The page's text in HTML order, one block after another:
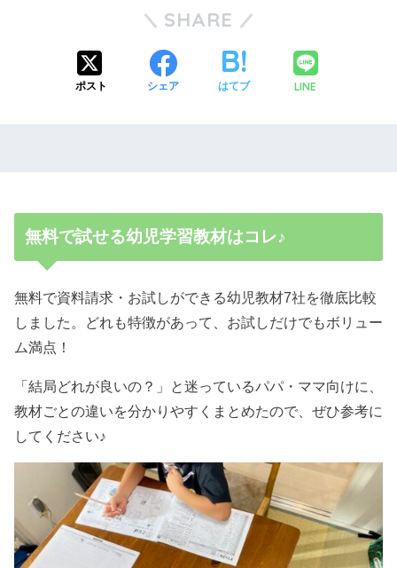
SHARE
ポスト シェア はてブ LINE
無料で試せる幼児学習教材はコレ♪
無料で資料請求・お試しができる幼児教材7社を徹底比較
しました。どれも特徴があって、お試しだけでもボリュー
ム満点！
「結局どれが良いの？」と迷っているパパ・ママ向けに、
教材ごとの違いを分かりやすくまとめたので、ぜひ参考に
してください♪